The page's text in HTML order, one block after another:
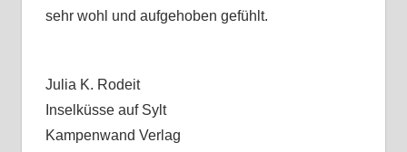
sehr wohl und aufgehoben gefühlt.
Julia K. Rodeit
Inselküsse auf Sylt
Kampenwand Verlag